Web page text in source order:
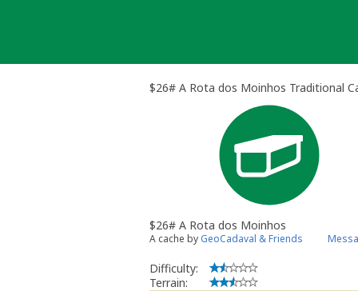
$26# A Rota dos Moinhos Traditional
$26# A Rota dos Moinhos
A cache by GeoCadaval & Friends
Difficulty:
Terrain: